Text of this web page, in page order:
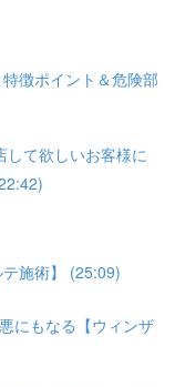
徴ポイント＆危険部
て欲しいお客様に
施術】 (25:09)
にもなる【ウィンザ